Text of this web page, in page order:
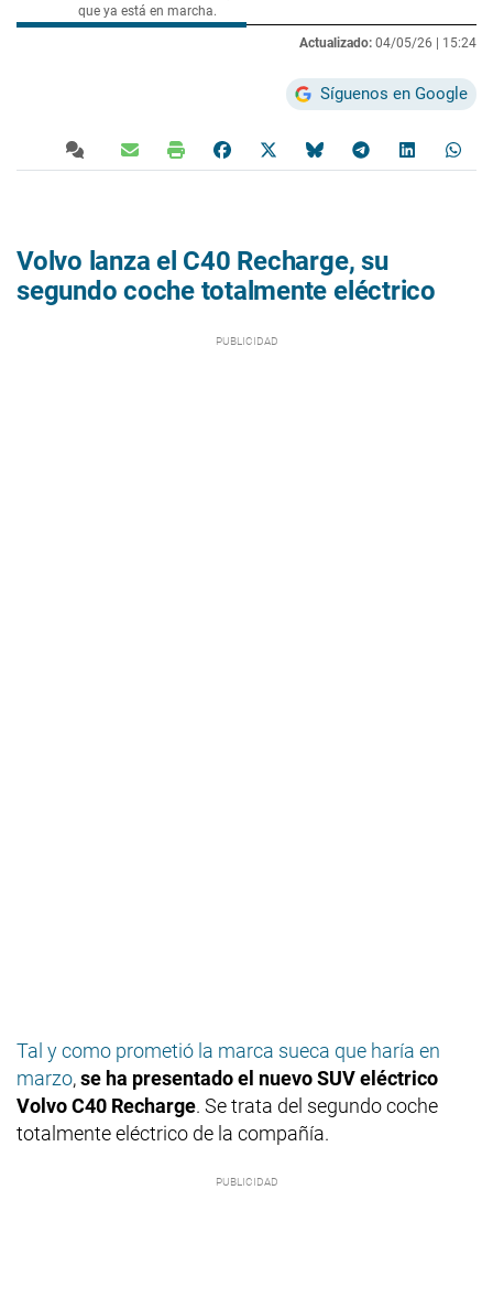
que ya está en marcha.
Actualizado: 04/05/26 | 15:24
Síguenos en Google
Volvo lanza el C40 Recharge, su
segundo coche totalmente eléctrico
Tal y como prometió la marca sueca que haría en
marzo,se ha presentado el nuevo SUV eléctrico
Volvo C40 Recharge. Se trata del segundo coche
totalmente eléctrico de la compañía.